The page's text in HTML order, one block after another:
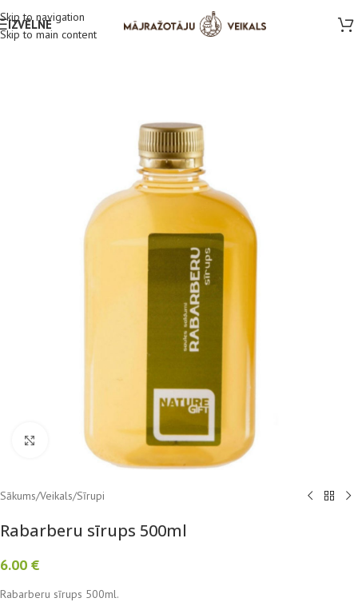
Skip to navigation
Skip to main content
IZVĒLNE
Atver, lai palielinātu
Sākums/Veikals/Sīrupi
Rabarberu sīrups 500ml
6.00 €
Rabarberu sīrups 500ml.